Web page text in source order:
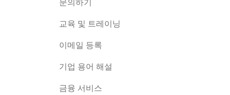
문의하기
교육 및 트레이닝
이메일 등록
기업 용어 해설
금융 서비스